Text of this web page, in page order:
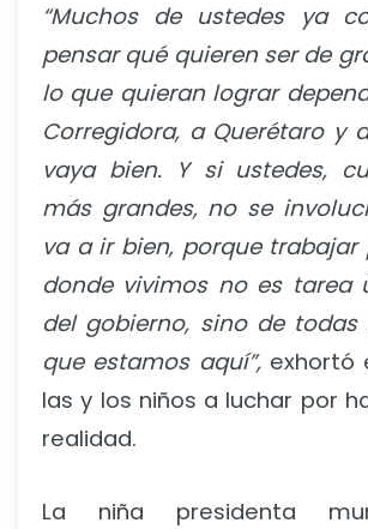
“Muchos de ustedes ya
pensar qué quieren ser de
lo que quieran lograr
Corregidora, a Querétaro y
vaya bien. Y si ustedes,
más grandes, no se
va a ir bien, porque trabajar
donde vivimos no es tarea
del gobierno, sino de
que estamos aquí”, exhortó
las y los niños a luchar por
realidad.
La niña presidenta